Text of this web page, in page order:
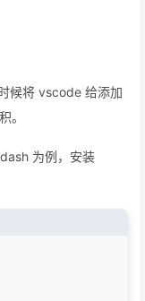
候将 vscode 给添加
。
为例，安装